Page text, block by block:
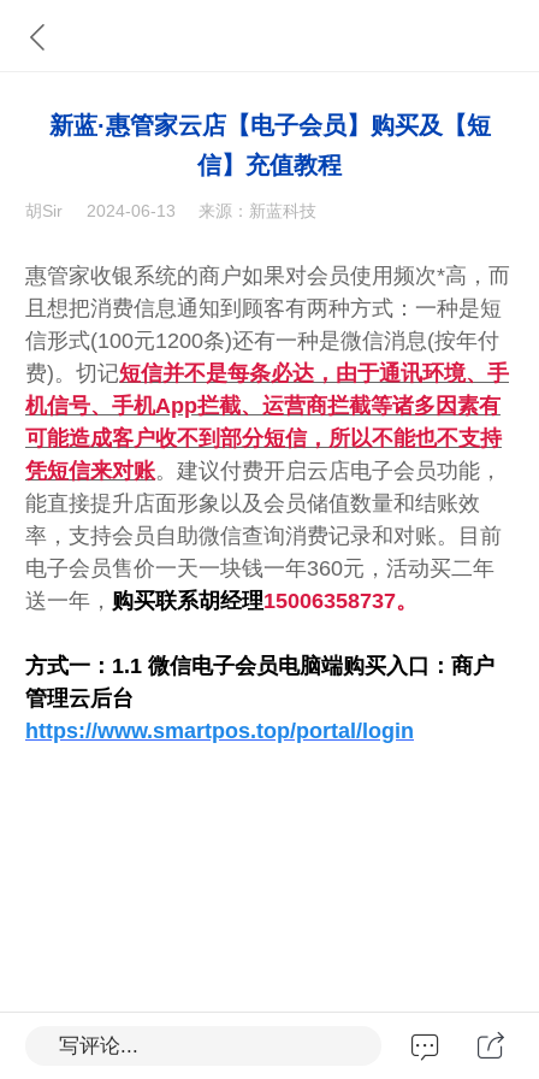
新蓝·惠管家云店【电子会员】购买及【短
信】充值教程
胡Sir 2024-06-13 来源：新蓝科技
惠管家收银系统的商户如果对会员使用频次*高，而
且想把消费信息通知到顾客有两种方式：一种是短
信形式(100元1200条)还有一种是微信消息(按年付
费)。切记短信并不是每条必达，由于通讯环境、手
机信号、手机App拦截、运营商拦截等诸多因素有
可能造成客户收不到部分短信，所以不能也不支持
凭短信来对账。建议付费开启云店电子会员功能，
能直接提升店面形象以及会员储值数量和结账效
率，支持会员自助微信查询消费记录和对账。目前
电子会员售价一天一块钱一年360元，活动买二年
送一年， 购买联系胡经理15006358737。
方式一：1.1 微信电子会员电脑端购买入口：商户
管理云后台
https://www.smartpos.top/portal/login
写评论...